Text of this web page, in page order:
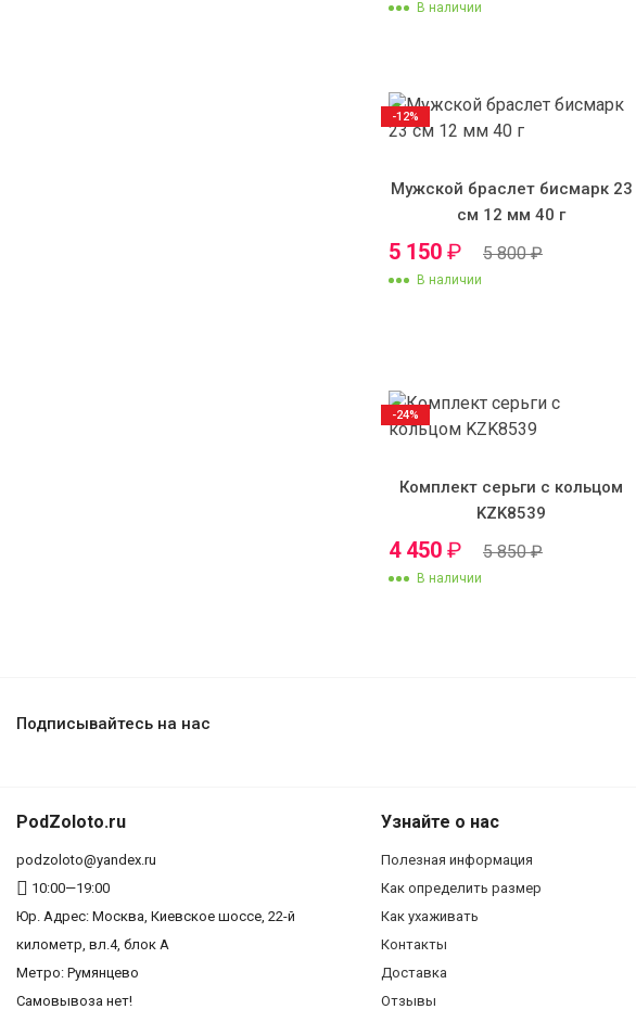
В наличии
Мужской браслет бисмарк 23
см 12 мм 40 г
5 150 ₽ 5 800₽
В наличии
-12%
Комплект серьги с кольцом
KZK8539
4 450 ₽ 5 850₽
В наличии
-24%
Подписывайтесь на нас
PodZoloto.ru
podzoloto@yandex.ru
10:00—19:00
Юр. Адреc: Москва, Киевское шоссе, 22-й
километр, вл.4, блок А
Метро: Румянцево
Самовывоза нет!
Узнайте о нас
Полезная информация
Как определить размер
Как ухаживать
Контакты
Доставка
Отзывы